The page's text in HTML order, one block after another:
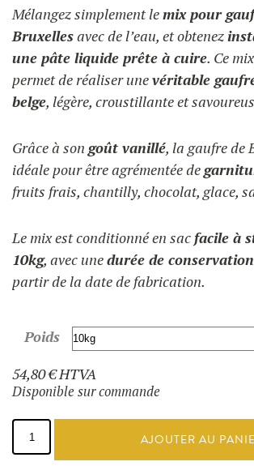
prix :
5,95 €
à
54,80 €
Mélangez simplement lemix pour
Bruxellesavec de l’eau, et obtenez
une pâte liquide prête à cuire. Ce
permet de réaliser unevéritable
belge, légère, croustillante et
Grâce à son goût vanillé, la gaufre de
idéale pour être agrémentée de
fruits frais, chantilly, chocolat, glace,
Le mix est conditionné en sacfacile à
10kg, avec unedurée de
partir de la date de fabrication.
Poids
54,80€HTVA
Disponible sur commande
quantité
Mix
AJOUTER AU